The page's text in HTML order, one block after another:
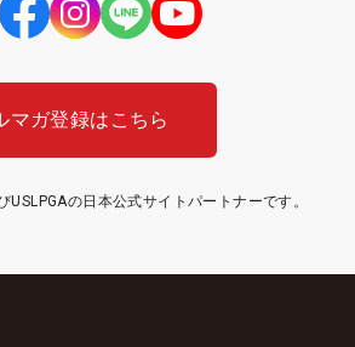
マガ登録はこちら
の日本公式サイトパートナーです。